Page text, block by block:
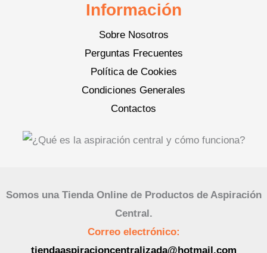
Información
Sobre Nosotros
Perguntas Frecuentes
Política de Cookies
Condiciones Generales
Contactos
Somos una Tienda Online de Productos de Aspiración
Central.
Correo electrónico:
tiendaaspiracioncentralizada@hotmail.com